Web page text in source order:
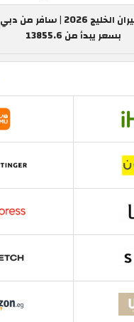
كوبون خصم طيران الخليج
بسعر يبدأ من 13855.6